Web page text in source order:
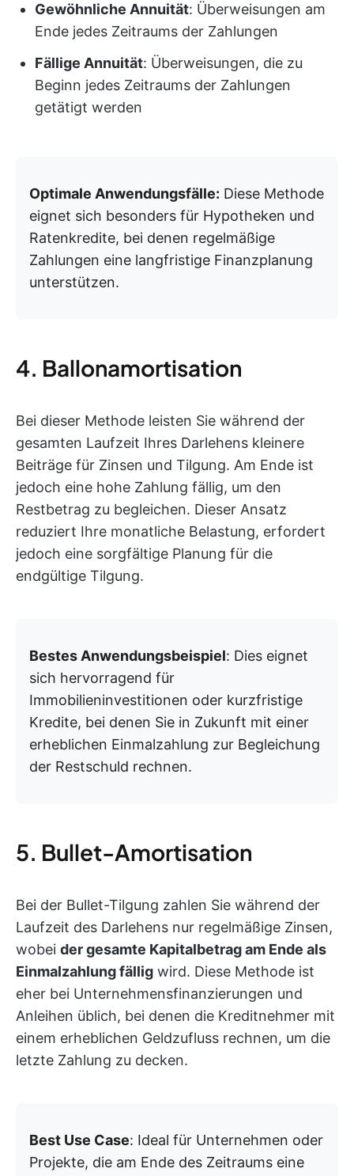
Gewöhnliche Annuität: Überweisungen am
Ende jedes Zeitraums der Zahlungen
Fällige Annuität: Überweisungen, die zu
Beginn jedes Zeitraums der Zahlungen
getätigt werden
Optimale Anwendungsfälle: Diese Methode
eignet sich besonders für Hypotheken und
Ratenkredite, bei denen regelmäßige
Zahlungen eine langfristige Finanzplanung
unterstützen.
4. Ballonamortisation
Bei dieser Methode leisten Sie während der
gesamten Laufzeit Ihres Darlehens kleinere
Beiträge für Zinsen und Tilgung. Am Ende ist
jedoch eine hohe Zahlung fällig, um den
Restbetrag zu begleichen. Dieser Ansatz
reduziert Ihre monatliche Belastung, erfordert
jedoch eine sorgfältige Planung für die
endgültige Tilgung.
Bestes Anwendungsbeispiel: Dies eignet
sich hervorragend für
Immobilieninvestitionen oder kurzfristige
Kredite, bei denen Sie in Zukunft mit einer
erheblichen Einmalzahlung zur Begleichung
der Restschuld rechnen.
5. Bullet-Amortisation
Bei der Bullet-Tilgung zahlen Sie während der
Laufzeit des Darlehens nur regelmäßige Zinsen,
wobei der gesamte Kapitalbetrag am Ende als
Einmalzahlung fällig wird. Diese Methode ist
eher bei Unternehmensfinanzierungen und
Anleihen üblich, bei denen die Kreditnehmer mit
einem erheblichen Geldzufluss rechnen, um die
letzte Zahlung zu decken.
Best Use Case: Ideal für Unternehmen oder
Projekte, die am Ende des Zeitraums eine